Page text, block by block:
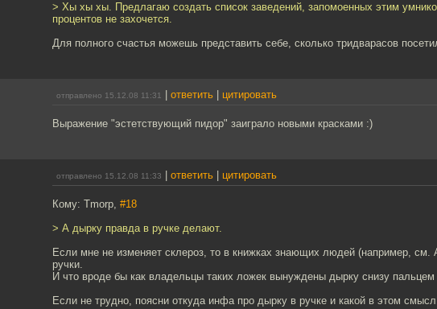
> Хы хы хы. Предлагаю создать список заведений, запомоенных этим
процентов не захочется.
Для полного счастья можешь представить себе, сколько тридварасов
отправлено 15.12.08 11:31 ответить цитировать
Выражение "эстетствующий пидор" заиграло новыми красками :)
отправлено 15.12.08 11:33 ответить цитировать
Кому: Tmorp, #18
> А дырку правда в ручке делают.
Если мне не изменяет склероз, то в книжках знающих людей (например,
ручки.
И что вроде бы как владельцы таких ложек вынуждены дырку снизу пальцем
Если не трудно, поясни откуда инфа про дырку в ручке и какой в этом